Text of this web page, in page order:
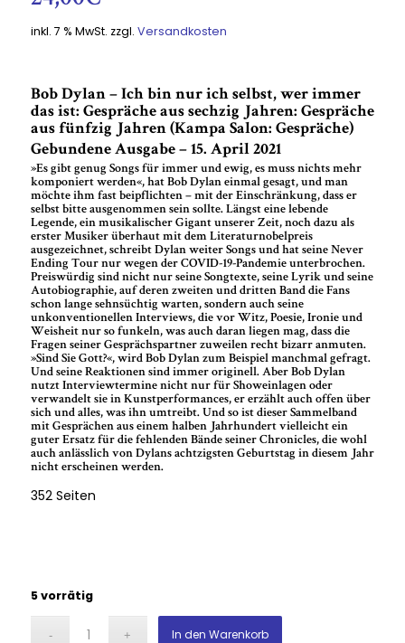
inkl. 7 % MwSt. zzgl. Versandkosten
Bob Dylan – Ich bin nur ich selbst, wer immer
das ist: Gespräche aus sechzig Jahren: Gespräche
aus fünfzig Jahren (Kampa Salon: Gespräche)
Gebundene Ausgabe – 15. April 2021
»Es gibt genug Songs für immer und ewig, es muss nichts mehr
komponiert werden«, hat Bob Dylan einmal gesagt, und man
möchte ihm fast beipflichten – mit der Einschränkung, dass er
selbst bitte ausgenommen sein sollte. Längst eine lebende
Legende, ein musikalischer Gigant unserer Zeit, noch dazu als
erster Musiker überhaut mit dem Literaturnobelpreis
ausgezeichnet, schreibt Dylan weiter Songs und hat seine Never
Ending Tour nur wegen der COVID-19-Pandemie unterbrochen.
Preiswürdig sind nicht nur seine Songtexte, seine Lyrik und seine
Autobiographie, auf deren zweiten und dritten Band die Fans
schon lange sehnsüchtig warten, sondern auch seine
unkonventionellen Interviews, die vor Witz, Poesie, Ironie und
Weisheit nur so funkeln, was auch daran liegen mag, dass die
Fragen seiner Gesprächspartner zuweilen recht bizarr anmuten.
»Sind Sie Gott?«, wird Bob Dylan zum Beispiel manchmal gefragt.
Und seine Reaktionen sind immer originell. Aber Bob Dylan
nutzt Interviewtermine nicht nur für Showeinlagen oder
verwandelt sie in Kunstperformances, er erzählt auch offen über
sich und alles, was ihn umtreibt. Und so ist dieser Sammelband
mit Gesprächen aus einem halben Jahrhundert vielleicht ein
guter Ersatz für die fehlenden Bände seiner Chronicles, die wohl
auch anlässlich von Dylans achtzigsten Geburtstag in diesem Jahr
nicht erscheinen werden.
352 Seiten
5 vorrätig
In den Warenkorb